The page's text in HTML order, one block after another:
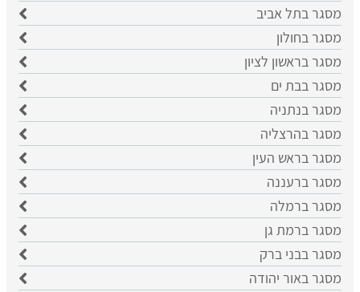
​מסגר בתל אביב
מסגר בחולון
מסגר בראשון לציון
​מסגר בבת ים
​מסגר בנתניה
מסגר בהרצליה
​מסגר בראש העין
מסגר ברעננה
מסגר ברמלה
מסגר ברמת גן
מסגר בבני ברק
מסגר באור יהודה